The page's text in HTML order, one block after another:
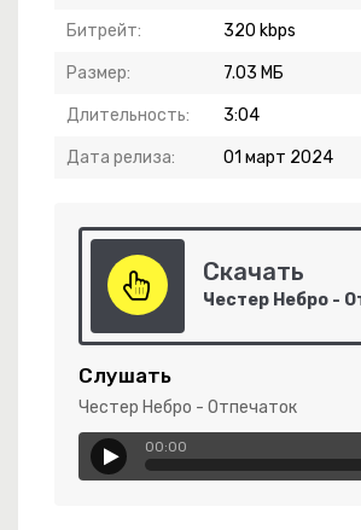
Битрейт: 320 kbps
Размер: 7.03 МБ
Длительность: 3:04
Дата релиза: 01 март 2024
Скачать
Честер Небро -
Слушать
Честер Небро - Отпечаток
00:00
Горный
Тебя 2.0